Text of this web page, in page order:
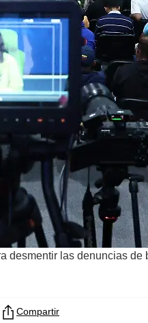
las denuncias
Compartir